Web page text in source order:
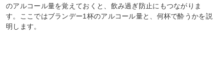
のアルコール量を覚えておくと、飲み過ぎ防止にもつながりま
す。ここではブランデー1杯のアルコール量と、何杯で酔うかを説
明します。